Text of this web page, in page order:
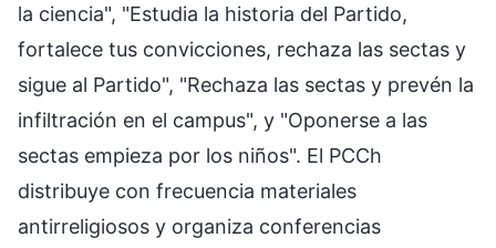
la ciencia", "Estudia la historia del Partido,
fortalece tus convicciones, rechaza las sectas y
sigue al Partido", "Rechaza las sectas y prevén la
infiltración en el campus", y "Oponerse a las
sectas empieza por los niños". El PCCh
distribuye con frecuencia materiales
antirreligiosos y organiza conferencias